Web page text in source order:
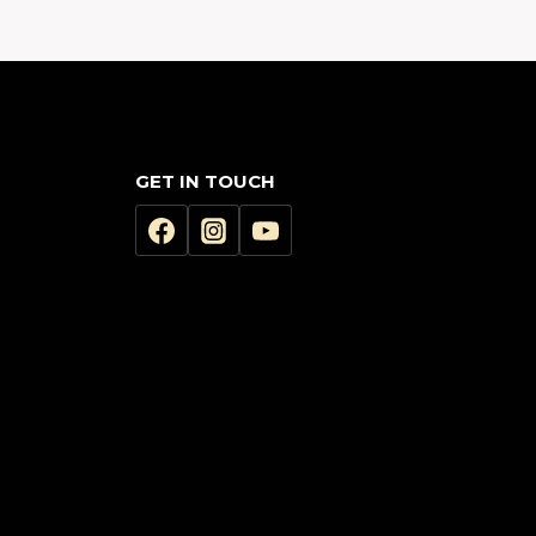
GET IN TOUCH